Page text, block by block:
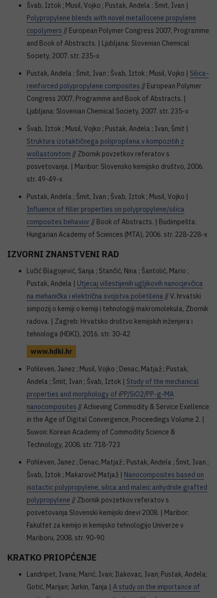
Švab, Iztok ; Musil, Vojko ; Pustak, Anđela ; Šmit, Ivan |
Polypropylene blends with novel metallocene propylene
copolymers // European Polymer Congress 2007, Programme
and Book of Abstracts. | Ljubljana: Slovenian Chemical
Society, 2007. str. 235-x
Pustak, Anđela ; Šmit, Ivan ; Švab, Iztok ; Musil, Vojko | Silica-
reinforced polypropylene composites // European Polymer
Congress 2007, Programme and Book of Abstracts. |
Ljubljana: Slovenian Chemical Society, 2007. str. 235-x
Švab, Iztok ; Musil, Vojko ; Pustak, Anđela ; Ivan, Šmit |
Struktura izotaktičnega polipropilena v kompozitih z
wollastonitom // Zbornik povzetkov referatov s
posvetovanja. | Maribor: Slovensko kemijsko društvo, 2006.
str. 49-49-x
Pustak, Anđela ; Šmit, Ivan ; Švab, Iztok ; Musil, Vojko |
Influence of filler properties on polypropylene/silica
composites behavior // Book of Abstracts. | Budimpešta:
Hungarian Academy of Sciences (MTA), 2006. str. 228-228-x
IZVORNI ZNANSTVENI RAD
Lučić Blagojević, Sanja ; Stančić, Nina ; Šantolić, Mario ;
Pustak, Anđela | Utjecaj višestijenih ugljikovih nanocjevčica
na mehanička i električna svojstva polietilena // V. hrvatski
simpozij o kemiji o kemiji i tehnologiji makromolekula, Zbornik
radova. | Zagreb: Hrvatsko društvo kemijskih inženjera i
tehnologa (HDKI), 2016. str. 30-42
www.hdki.hr
Pohleven, Janez ; Musil, Vojko ; Denac, Matjaž ; Pustak,
Anđela ; Šmit, Ivan ; Švab, Iztok | Study of the mechanical
properties and morphology of iPP/SiO2/PP-g-MA
nanocomposites // Achieving Commodity & Service Exellence
in the Age of Digital Convergence, Proceedings Volume 2. |
Suwon: Korean Academy of Commodity Science &
Technology, 2008. str. 718-723
Pohleven, Janez ; Denac, Matjaž ; Pustak, Anđela ; Šmit, Ivan ;
Švab, Iztok ; Makarovič Matjaž | Nanocomposites based on
isotactic polypropylene, silica and maleic anhydride grafted
polypropylene // Zbornik povzetkov referatov s
posvetovanja Slovenski kemijski dnevi 2008. | Maribor:
Fakultet za kemijo in kemijsko tehnologijo Univerze v
Mariboru, 2008. str. 90-90
KRATKO PRIOPĆENJE
Landripet, Ivana; Marić, Ivan; Ilakovac, Ivan; Pustak, Anđela;
Gotić, Marijan; Jurkin, Tanja | A study on the importance of